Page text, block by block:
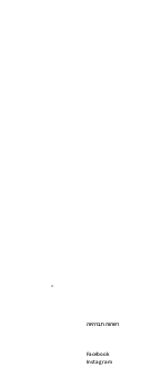
רשתות חברתיות
Facebook
Instagram